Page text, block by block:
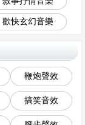
歡快玄幻音樂
鞭炮聲效
搞笑音效